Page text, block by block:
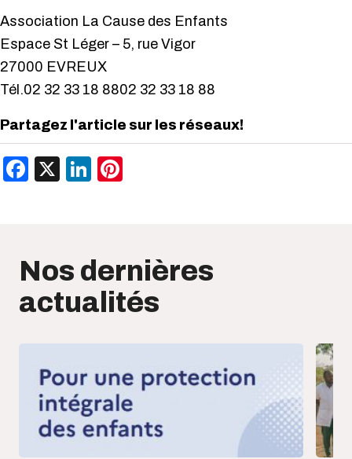
Association La Cause des Enfants
Espace St Léger – 5, rue Vigor
27000 EVREUX
Tél.02 32 33 18 8802 32 33 18 88
Partagez l'article sur les réseaux!
Facebook
X LinkedIn
Nos dernières
actualités